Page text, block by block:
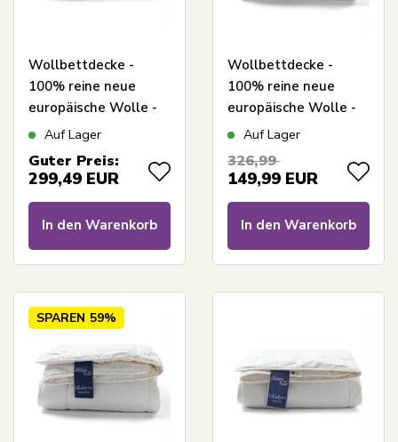
Wollbettdecke -
100% reine neue
europäische Wolle -
Leichte
150x210 cm - Nature
Auf Lager
Guter Preis:
299,49 EUR
In den Warenkorb
Wollbettdecke -
100% reine neue
europäische Wolle -
warme
150x210 cm - Nature
Auf Lager
326,99
149,99 EUR
In den Warenkorb
SPAREN 59%